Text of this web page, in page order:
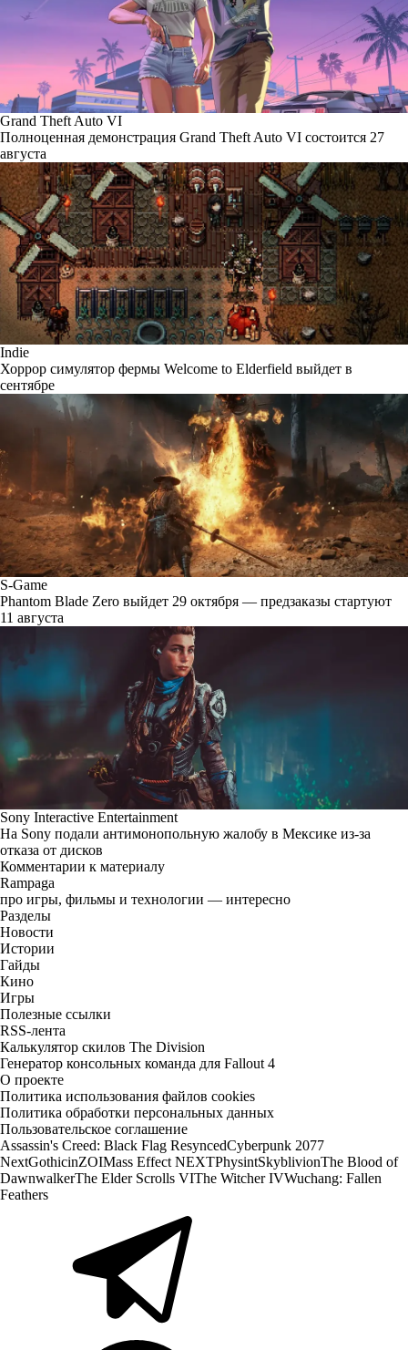
Grand Theft Auto VI
Полноценная демонстрация Grand Theft Auto VI состоится 27
августа
Indie
Хоррор симулятор фермы Welcome to Elderfield выйдет в
сентябре
S-Game
Phantom Blade Zero выйдет 29 октября — предзаказы стартуют
11 августа
Sony Interactive Entertainment
На Sony подали антимонопольную жалобу в Мексике из-за
отказа от дисков
Комментарии к материалу
Rampaga
про игры, фильмы и технологии — интересно
Разделы
Новости
Истории
Гайды
Кино
Игры
Полезные ссылки
RSS-лента
Калькулятор скилов The Division
Генератор консольных команда для Fallout 4
О проекте
Политика использования файлов cookies
Политика обработки персональных данных
Пользовательское соглашение
Assassin's Creed: Black Flag ResyncedCyberpunk 2077
NextGothicinZOIMass Effect NEXTPhysintSkyblivionThe Blood of
DawnwalkerThe Elder Scrolls VIThe Witcher IVWuchang: Fallen
Feathers